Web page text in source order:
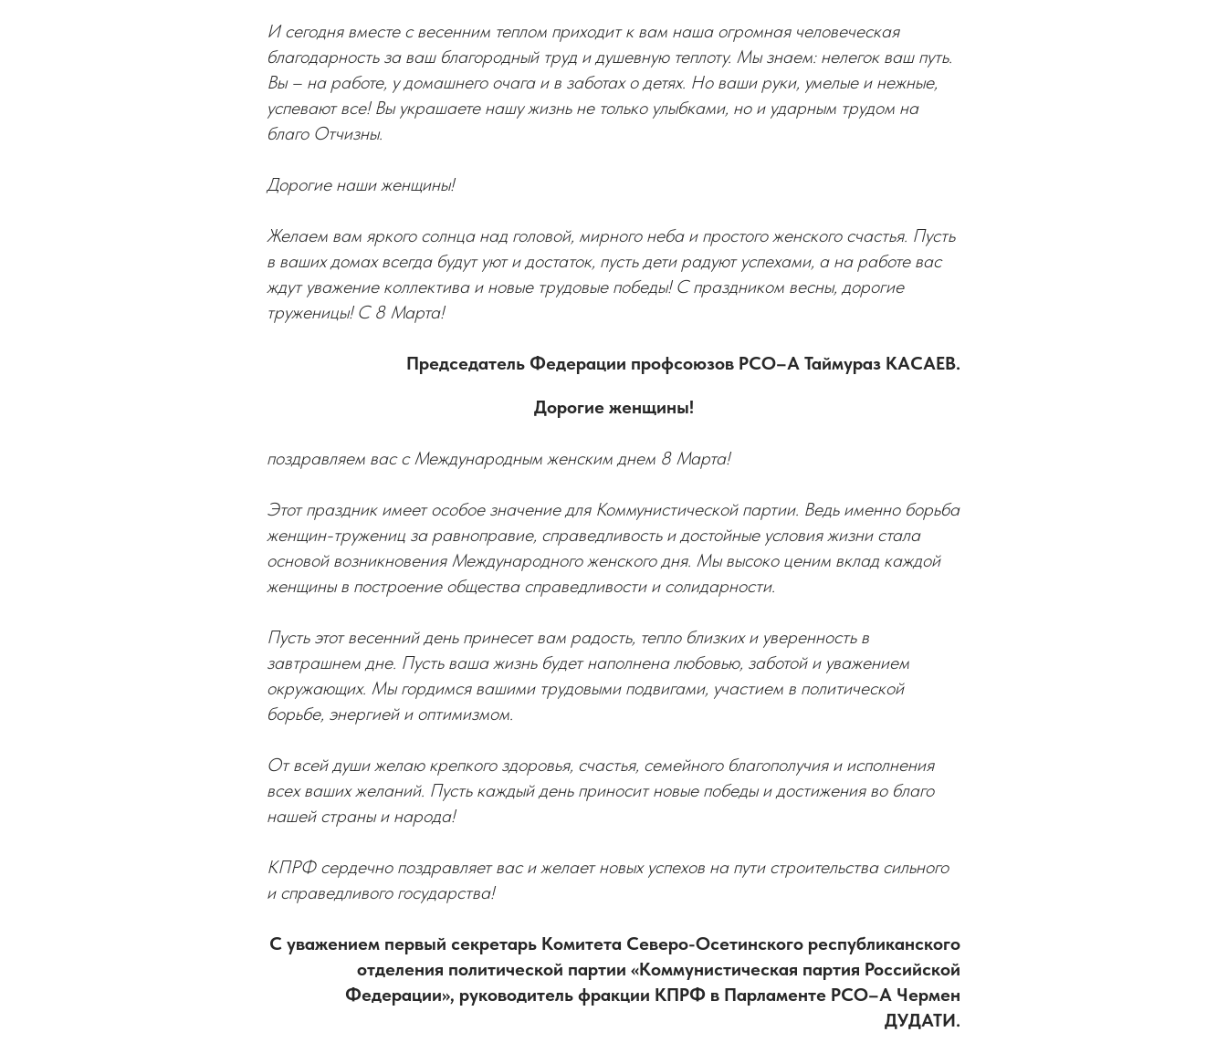
И сегодня вместе с весенним теплом приходит к вам наша огромная человеческая
благодарность за ваш благородный труд и душевную теплоту. Мы знаем: нелегок ваш путь.
Вы – на работе, у домашнего очага и в заботах о детях. Но ваши руки, умелые и нежные,
успевают все! Вы украшаете нашу жизнь не только улыбками, но и ударным трудом на
благо Отчизны.
Дорогие наши женщины!
Желаем вам яркого солнца над головой, мирного неба и простого женского счастья. Пусть
в ваших домах всегда будут уют и достаток, пусть дети радуют успехами, а на работе вас
ждут уважение коллектива и новые трудовые победы! С праздником весны, дорогие
труженицы! С 8 Марта!
Председатель Федерации профсоюзов РСО–А Таймураз КАСАЕВ.
Дорогие женщины!
поздравляем вас с Международным женским днем 8 Марта!
Этот праздник имеет особое значение для Коммунистической партии. Ведь именно борьба
женщин-тружениц за равноправие, справедливость и достойные условия жизни стала
основой возникновения Международного женского дня. Мы высоко ценим вклад каждой
женщины в построение общества справедливости и солидарности.
Пусть этот весенний день принесет вам радость, тепло близких и уверенность в
завтрашнем дне. Пусть ваша жизнь будет наполнена любовью, заботой и уважением
окружающих. Мы гордимся вашими трудовыми подвигами, участием в политической
борьбе, энергией и оптимизмом.
От всей души желаю крепкого здоровья, счастья, семейного благополучия и исполнения
всех ваших желаний. Пусть каждый день приносит новые победы и достижения во благо
нашей страны и народа!
КПРФ сердечно поздравляет вас и желает новых успехов на пути строительства сильного
и справедливого государства!
С уважением первый секретарь Комитета Северо-Осетинского республиканского
отделения политической партии «Коммунистическая партия Российской
Федерации», руководитель фракции КПРФ в Парламенте РСО–А Чермен
ДУДАТИ.